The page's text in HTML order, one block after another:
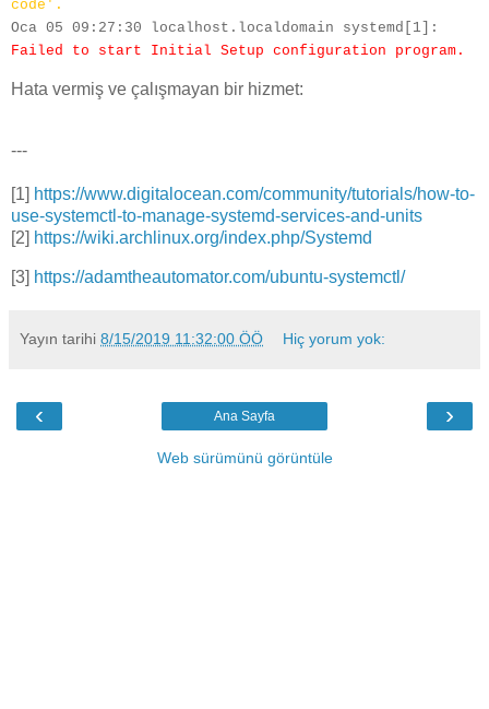
code'.
Failed to start Initial Setup configuration program.
Hata vermiş ve çalışmayan bir hizmet:
---
[1] https://www.digitalocean.com/community/tutorials/how-to-
use-systemctl-to-manage-systemd-services-and-units
[2] https://wiki.archlinux.org/index.php/Systemd
[3] https://adamtheautomator.com/ubuntu-systemctl/
Yayın tarihi 8/15/2019 11:32:00 ÖÖ Hiç yorum yok:
‹ ›
Ana Sayfa
Web sürümünü görüntüle